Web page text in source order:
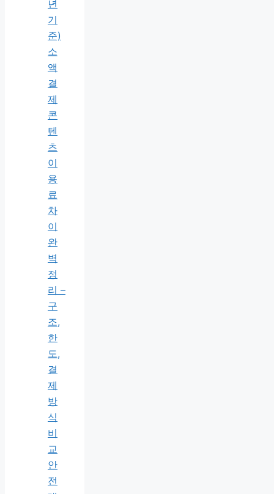
년
기
준)
소
액
결
제
콘
텐
츠
이
용
료
차
이
완
벽
정
리 –
구
조,
한
도,
결
제
방
식
비
교
안
전